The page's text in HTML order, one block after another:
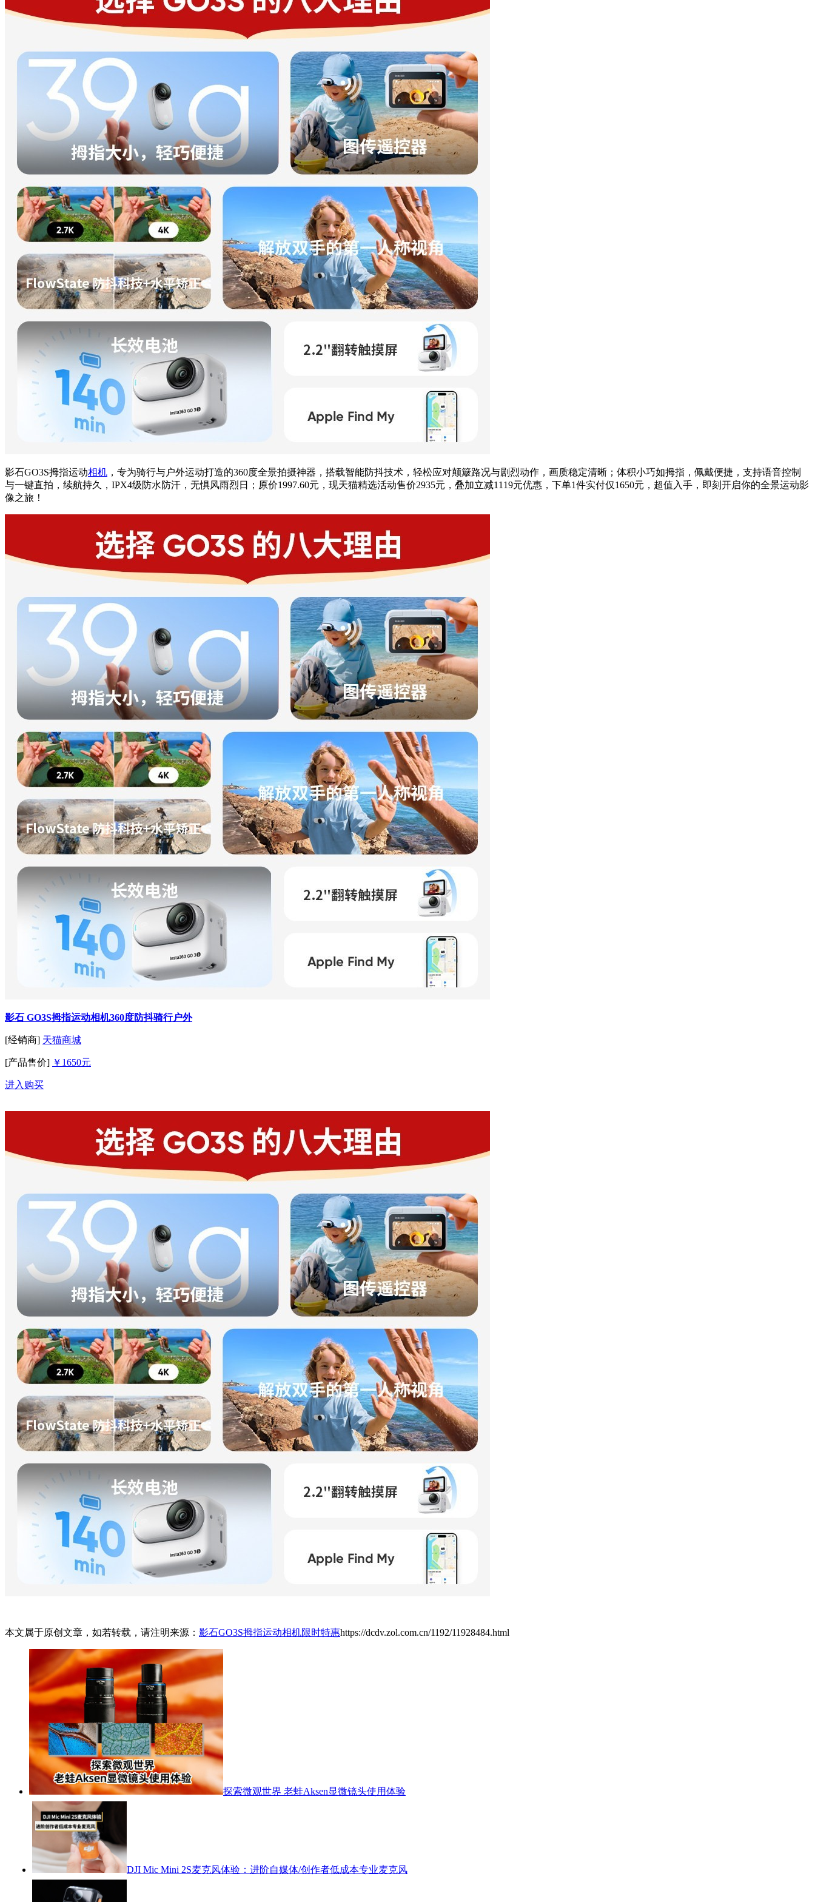
影石GO3S拇指运动相机 ，专为骑行与户外运动打造的360度全景拍摄神器，搭载智能防抖技术，轻松应对颠簸路况与剧烈动作，画质稳定清晰；体积小巧如拇指，佩戴便捷，支持语音控制
与一键直拍，续航持久，IPX4级防水防汗，无惧风雨烈日；原价1997.60元，现天猫精选活动售价2935元，叠加立减1119元优惠，下单1件实付仅1650元，超值入手，即刻开启你的全景运动影
像之旅！
影石 GO3S拇指运动相机360度防抖骑行户外
[经销商] 天猫商城
[产品售价] ￥1650元
进入购买
本文属于原创文章，如若转载，请注明来源： 影石GO3S拇指运动相机限时特惠https://dcdv.zol.com.cn/1192/11928484.html
探索微观世界 老蛙Aksen显微镜头使用体验
DJI Mic Mini 2S麦克风体验：进阶自媒体/创作者低成本专业麦克风